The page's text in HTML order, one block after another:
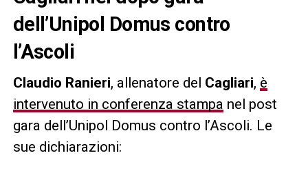
dell’Unipol Domus contro
l’Ascoli
Claudio Ranieri, allenatore del Cagliari, è
intervenuto in conferenza stampa nel post
gara dell’Unipol Domus contro l’Ascoli. Le
sue dichiarazioni: